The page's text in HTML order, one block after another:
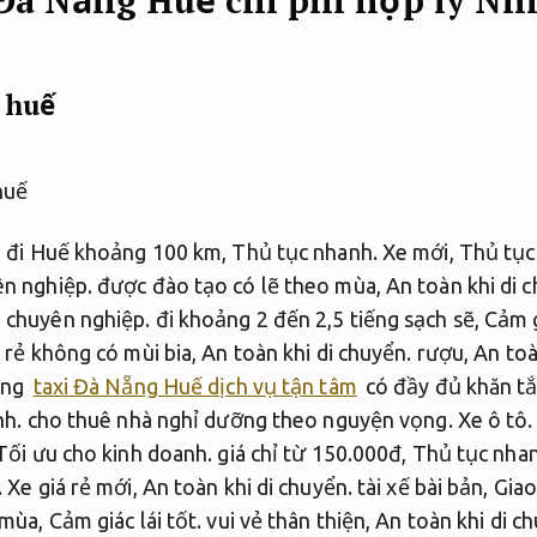
Huế khoảng 100 km, Thủ tục nhanh.Xe mới, Thủ
nghiệp.được đào tạo có lẽ theo mùa, An toàn khi di
nghiệp. đi khoảng 2 đến 2,5 tiếng sạch sẽ, Cảm
không có mùi bia,An toàn khi di chuyển. rượu,An
taxi Đà Nẵng Huế dịch vụ tận tâm có đầy đủ khăn
cho thuê nhà nghỉ dưỡng theo nguyện vọng. Xe ô tô.
ưu cho kinh doanh. giá chỉ từ 150.000đ, Thủ tục
Xe giá rẻ mới, An toàn khi di chuyển.tài xế bài bản,
Cảm giác lái tốt. vui vẻ thân thiện,An toàn khi di